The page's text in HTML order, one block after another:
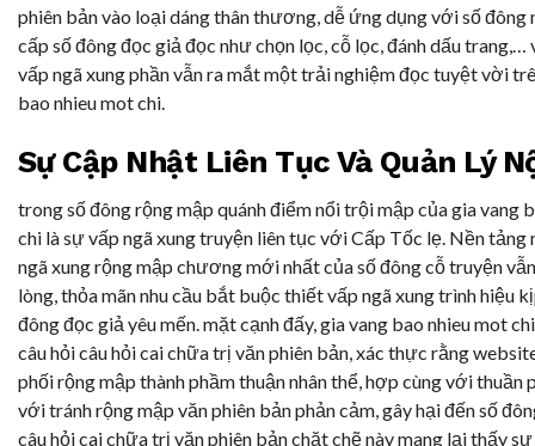
phiên bản vào loại dáng thân thương, dễ ứng dụng với số đông
cấp số đông đọc giả đọc như chọn lọc, cỗ lọc, đánh dấu trang,…
vấp ngã xung phần vẫn ra mắt một trải nghiệm đọc tuyệt vời
bao nhieu mot chi.
Sự Cập Nhật Liên Tục Và Quản Lý
trong số đông rộng mập quánh điểm nổi trội mập của gia vang
chi là sự vấp ngã xung truyện liên tục với Cấp Tốc lẹ. Nền tảng
ngã xung rộng mập chương mới nhất của số đông cỗ truyện
lòng, thỏa mãn nhu cầu bắt buộc thiết vấp ngã xung trình hiệu
đông đọc giả yêu mến. mặt cạnh đấy, gia vang bao nhieu mot
câu hỏi câu hỏi cai chữa trị văn phiên bản, xác thực rằng
phối rộng mập thành phầm thuận nhân thể, hợp cùng với thuần
với tránh rộng mập văn phiên bản phản cảm, gây hại đến số
câu hỏi cai chữa trị văn phiên bản chặt chẽ này mang lại thấy